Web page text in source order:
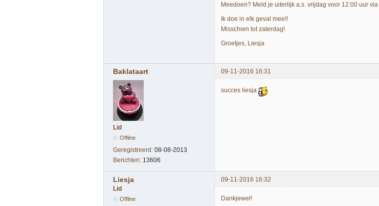
Meedoen? Meld je uiterlijk a.s. vrijdag voor 12:00 uur via
Ik doe in elk geval mee!!
Misschien tot zaterdag!
Groetjes, Liesja
Baklataart 09-11-2016 16:31
Lid
Offline
Geregistreerd: 08-08-2013
Berichten: 13606
succes liesja
Liesja
09-11-2016 16:32
Lid
Offline
Dankjewel!